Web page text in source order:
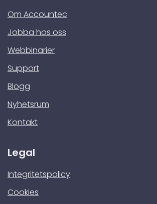
Om Accountec
Jobba hos oss
Webbinarier
Support
Blogg
Nyhetsrum
Kontakt
Legal
Integritetspolicy
Cookies